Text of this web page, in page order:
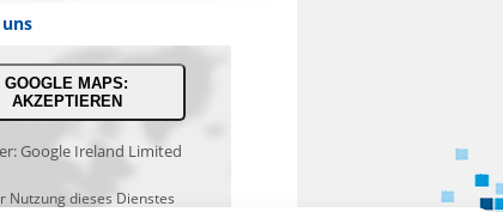
GOOGLE MAPS:
AKZEPTIEREN
Google Ireland Limited
Nutzung dieses Dienstes